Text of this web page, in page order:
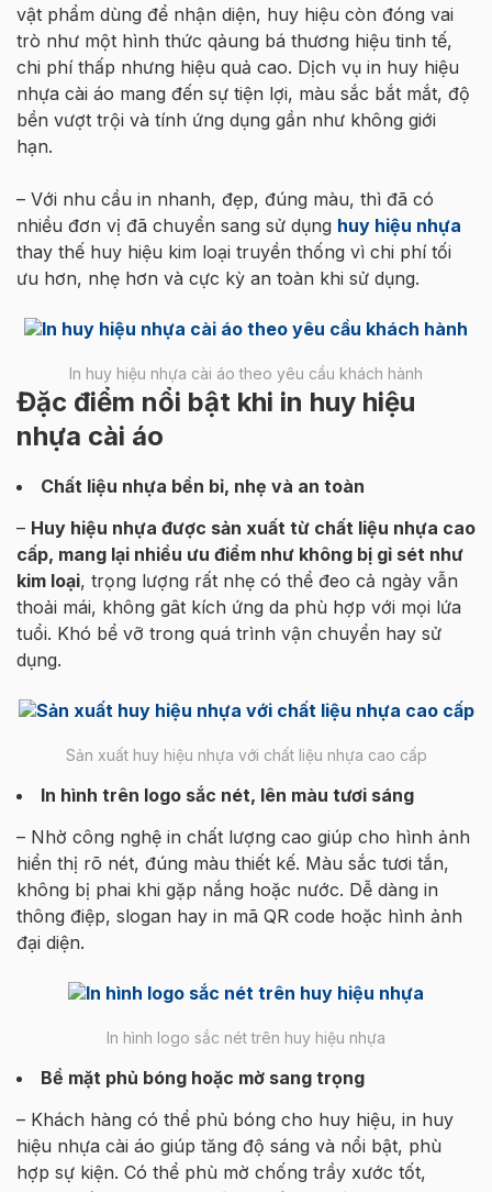
vật phẩm dùng để nhận diện, huy hiệu còn đóng vai
trò như một hình thức qảung bá thương hiệu tinh tế,
chi phí thấp nhưng hiệu quả cao. Dịch vụ in huy hiệu
nhựa cài áo mang đến sự tiện lợi, màu sắc bắt mắt, độ
bền vượt trội và tính ứng dụng gần như không giới
hạn.
– Với nhu cầu in nhanh, đẹp, đúng màu, thì đã có
nhiều đơn vị đã chuyển sang sử dụng huy hiệu nhựa
thay thế huy hiệu kim loại truyền thống vì chi phí tối
ưu hơn, nhẹ hơn và cực kỳ an toàn khi sử dụng.
In huy hiệu nhựa cài áo theo yêu cầu khách hành
Đặc điểm nổi bật khi in huy hiệu
nhựa cài áo
Chất liệu nhựa bền bỉ, nhẹ và an toàn
– Huy hiệu nhựa được sản xuất từ chất liệu nhựa cao
cấp, mang lại nhiều ưu điểm như không bị gỉ sét như
kim loại, trọng lượng rất nhẹ có thể đeo cả ngày vẫn
thoải mái, không gât kích ứng da phù hợp với mọi lứa
tuổi. Khó bể vỡ trong quá trình vận chuyển hay sử
dụng.
Sản xuất huy hiệu nhựa với chất liệu nhựa cao cấp
In hình trên logo sắc nét, lên màu tươi sáng
– Nhờ công nghệ in chất lượng cao giúp cho hình ảnh
hiển thị rõ nét, đúng màu thiết kế. Màu sắc tươi tắn,
không bị phai khi gặp nắng hoặc nước. Dễ dàng in
thông điệp, slogan hay in mã QR code hoặc hình ảnh
đại diện.
In hình logo sắc nét trên huy hiệu nhựa
Bề mặt phủ bóng hoặc mờ sang trọng
– Khách hàng có thể phủ bóng cho huy hiệu, in huy
hiệu nhựa cài áo giúp tăng độ sáng và nổi bật, phù
hợp sự kiện. Có thể phù mờ chống trầy xước tốt,